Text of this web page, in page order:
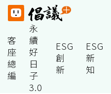
客
座
總
編
永
續
好
日
子
3.0
ESG
創
新
ESG
新
知